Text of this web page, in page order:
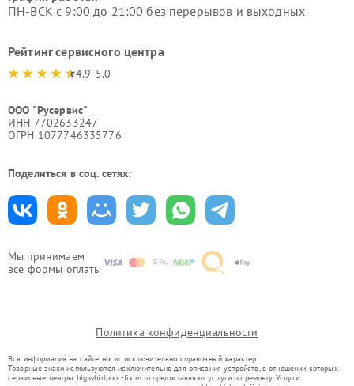
Мы принимаем
все формы оплаты
ПН-ВСК с 9:00 до 21:00 без перерывов и выходных
Рейтинг сервисного центра
4.9-5.0
ООО "Русервис"
ИНН 7702633247
ОГРН 1077746335776
Поделиться в соц. сетях:
Политика конфиденциальности
Вся информация на сайте носит исключительно справочный характер.
Товарные знаки используются исключительно для описания устройств, в отношении которых
сервисные центры blg.whirlpool-fixim.ru предоставляют услуги по ремонту. Услуги